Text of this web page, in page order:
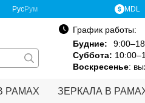
РусРум MDL
График работы:
Будние:
Суббота:
Воскресенье:
РАМАХ ЗЕРКАЛА В